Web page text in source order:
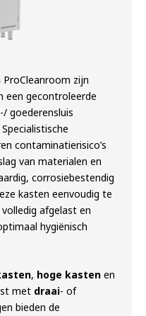
ProCleanroom zijn
een gecontroleerde
goederensluis
contaminatierisico’s
van materialen en
corrosiebestendig
kasten eenvoudig te
volledig afgelast en
hygiënisch
, hoge kasten en
met draai- of
bieden de